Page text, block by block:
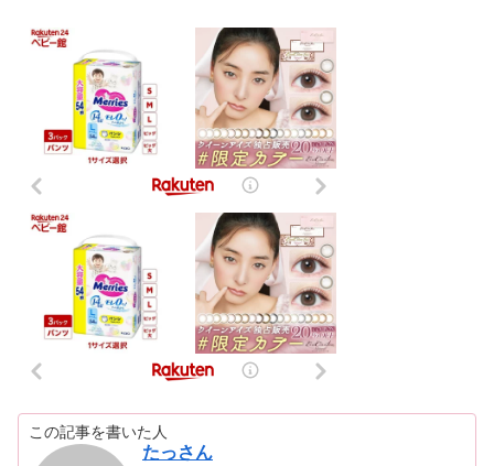
この記事を書いた人
たっさん